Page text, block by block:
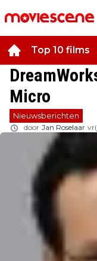
Top 10 films
Micro
Nieuwsberichten
door Jan Roselaar